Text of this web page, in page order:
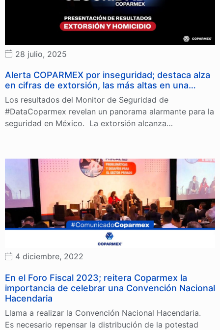
28 julio, 2025
Alerta COPARMEX por inseguridad; destaca alza
en cifras de extorsión, las más altas en una…
Los resultados del Monitor de Seguridad de
#DataCoparmex revelan un panorama alarmante para la
seguridad en México. La extorsión alcanza…
4 diciembre, 2022
En el Foro Fiscal 2023; reitera Coparmex la
importancia de celebrar una Convención Nacional
Hacendaria
Llama a realizar la Convención Nacional Hacendaria.
Es necesario repensar la distribución de la potestad